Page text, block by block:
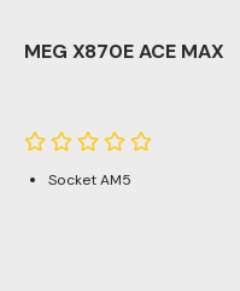
MEG X870E ACE MAX
Socket AM5